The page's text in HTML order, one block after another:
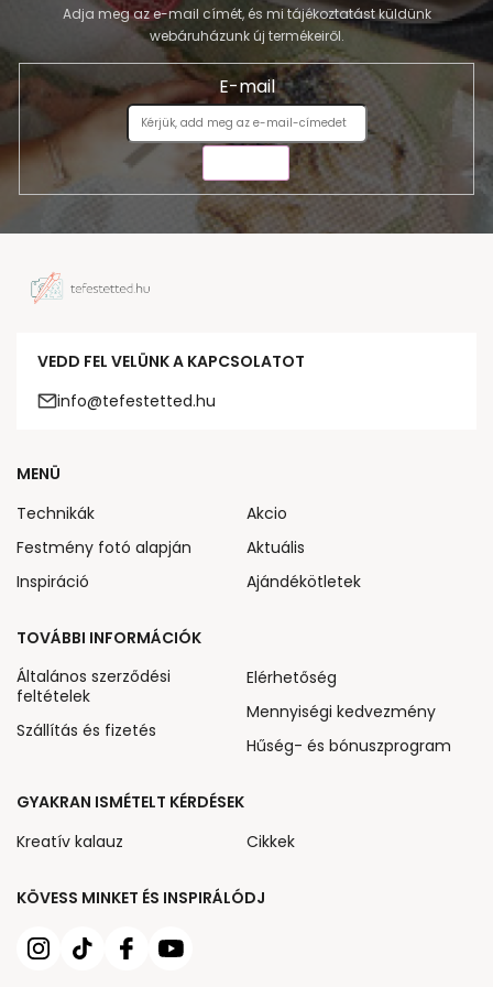
Adja meg az e-mail címét, és mi tájékoztatást küldünk
webáruházunk új termékeiről.
E-mail
VEDD FEL VELÜNK A KAPCSOLATOT
info@tefestetted.hu
KÖVESS MINKET ÉS INSPIRÁLÓDJ
MENÜ
Technikák
Festmény fotó alapján
Inspiráció
Akcio
Aktuális
Ajándékötletek
TOVÁBBI INFORMÁCIÓK
Általános szerződési
feltételek
Szállítás és fizetés
Elérhetőség
Mennyiségi kedvezmény
Hűség- és bónuszprogram
GYAKRAN ISMÉTELT KÉRDÉSEK
Kreatív kalauz
Cikkek